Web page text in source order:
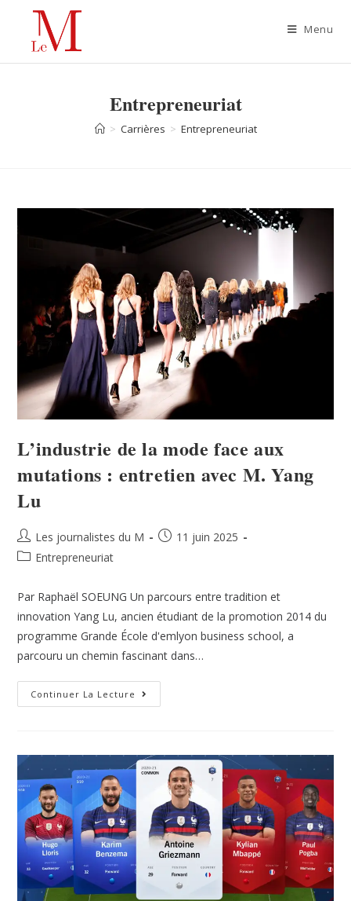
Menu
Entrepreneuriat
> Carrières > Entrepreneuriat
L’industrie de la mode face aux
mutations : entretien avec M. Yang
Lu
Les journalistes du M
11 juin 2025
Entrepreneuriat
Par Raphaël SOEUNG Un parcours entre tradition et
innovation Yang Lu, ancien étudiant de la promotion 2014 du
programme Grande École d'emlyon business school, a
parcouru un chemin fascinant dans…
Continuer La Lecture